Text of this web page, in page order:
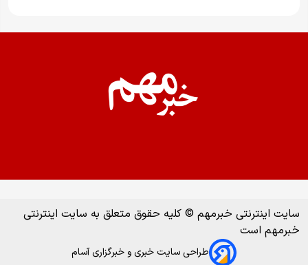
سایت اینترنتی خبرمهم © کلیه حقوق متعلق به سایت اینترنتی
خبرمهم است
طراحی سایت خبری و خبرگزاری آسام